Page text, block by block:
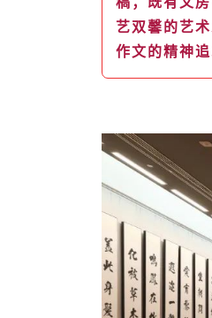
艺双馨的艺
作文的精神追